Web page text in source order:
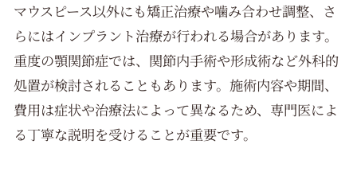
マウスピース以外にも矯正治療や噛み合わせ調整、さ
らにはインプラント治療が行われる場合があります。
重度の顎関節症では、関節内手術や形成術など外科的
処置が検討されることもあります。施術内容や期間、
費用は症状や治療法によって異なるため、専門医によ
る丁寧な説明を受けることが重要です。